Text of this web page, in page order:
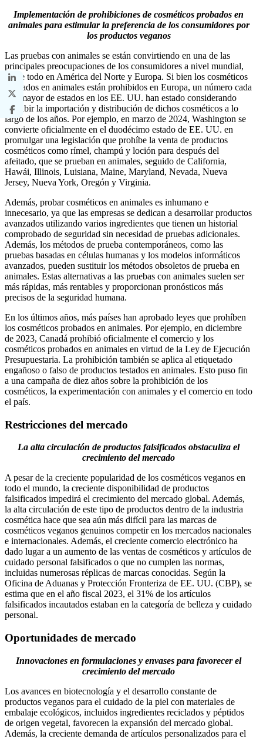
Implementación de prohibiciones de cosméticos probados en
animales para estimular la preferencia de los consumidores por
los productos veganos
Las pruebas con animales se están convirtiendo en una de las
principales preocupaciones de los consumidores a nivel mundial,
sobre todo en América del Norte y Europa. Si bien los cosméticos
probados en animales están prohibidos en Europa, un número cada
vez mayor de estados en los EE. UU. han estado considerando
prohibir la importación y distribución de dichos cosméticos a lo
largo de los años. Por ejemplo, en marzo de 2024, Washington se
convierte oficialmente en el duodécimo estado de EE. UU. en
promulgar una legislación que prohíbe la venta de productos
cosméticos como rímel, champú y loción para después del
afeitado, que se prueban en animales, seguido de California,
Hawái, Illinois, Luisiana, Maine, Maryland, Nevada, Nueva
Jersey, Nueva York, Oregón y Virginia.
Además, probar cosméticos en animales es inhumano e
innecesario, ya que las empresas se dedican a desarrollar productos
avanzados utilizando varios ingredientes que tienen un historial
comprobado de seguridad sin necesidad de pruebas adicionales.
Además, los métodos de prueba contemporáneos, como las
pruebas basadas en células humanas y los modelos informáticos
avanzados, pueden sustituir los métodos obsoletos de prueba en
animales. Estas alternativas a las pruebas con animales suelen ser
más rápidas, más rentables y proporcionan pronósticos más
precisos de la seguridad humana.
En los últimos años, más países han aprobado leyes que prohíben
los cosméticos probados en animales. Por ejemplo, en diciembre
de 2023, Canadá prohibió oficialmente el comercio y los
cosméticos probados en animales en virtud de la Ley de Ejecución
Presupuestaria. La prohibición también se aplica al etiquetado
engañoso o falso de productos testados en animales. Esto puso fin
a una campaña de diez años sobre la prohibición de los
cosméticos, la experimentación con animales y el comercio en todo
el país.
Restricciones del mercado
La alta circulación de productos falsificados obstaculiza el
crecimiento del mercado
A pesar de la creciente popularidad de los cosméticos veganos en
todo el mundo, la creciente disponibilidad de productos
falsificados impedirá el crecimiento del mercado global. Además,
la alta circulación de este tipo de productos dentro de la industria
cosmética hace que sea aún más difícil para las marcas de
cosméticos veganos genuinos competir en los mercados nacionales
e internacionales. Además, el creciente comercio electrónico ha
dado lugar a un aumento de las ventas de cosméticos y artículos de
cuidado personal falsificados o que no cumplen las normas,
incluidas numerosas réplicas de marcas conocidas. Según la
Oficina de Aduanas y Protección Fronteriza de EE. UU. (CBP), se
estima que en el año fiscal 2023, el 31% de los artículos
falsificados incautados estaban en la categoría de belleza y cuidado
personal.
Oportunidades de mercado
Innovaciones en formulaciones y envases para favorecer el
crecimiento del mercado
Los avances en biotecnología y el desarrollo constante de
productos veganos para el cuidado de la piel con materiales de
embalaje ecológicos, incluidos ingredientes reciclados y péptidos
de origen vegetal, favorecen la expansión del mercado global.
Además, la creciente demanda de artículos personalizados para el